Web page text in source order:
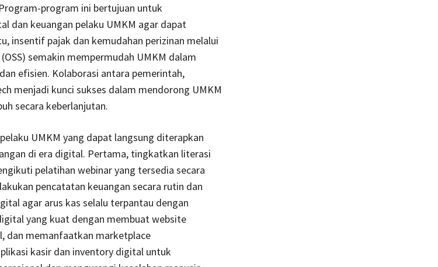
program ini bertujuan untuk
dan keuangan pelaku UMKM agar dapat
insentif pajak dan kemudahan perizinan melalui
semakin mempermudah UMKM dalam
efisien. Kolaborasi antara pemerintah,
menjadi kunci sukses dalam mendorong UMKM
secara keberlanjutan.
UMKM yang dapat langsung diterapkan
di era digital. Pertama, tingkatkan literasi
pelatihan webinar yang tersedia secara
pencatatan keuangan secara rutin dan
agar arus kas selalu terpantau dengan
yang kuat dengan membuat website
dan memanfaatkan marketplace
kasir dan inventory digital untuk